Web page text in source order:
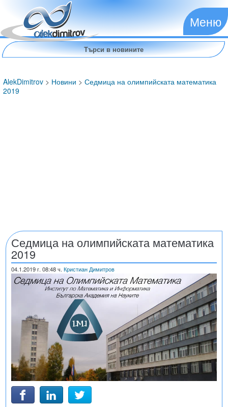
Меню
AlekDimitrov > Новини > Седмица на олимпийската математика
2019
Седмица на олимпийската математика
2019
04.1.2019г. 08:48 ч. Кристиан Димитров